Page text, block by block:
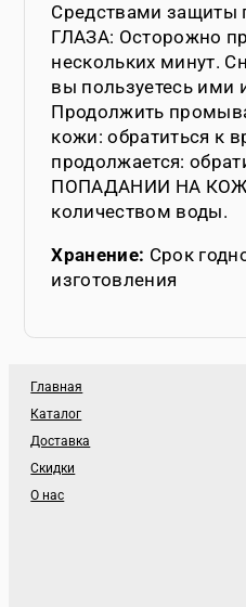
Cредствами
ГЛАЗА: Осторожно
нескольких минут.
вы пользуетесь ими
Продолжить
кожи: обратиться к
продолжается:
ПОПАДАНИИ НА
количеством воды.
Хранение: Срок
изготовления
Главная
Каталог
Доставка
Скидки
О нас